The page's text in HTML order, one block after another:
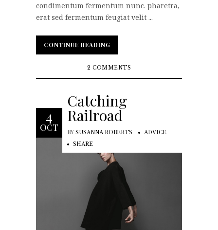
condimentum fermentum nunc. pharetra,
erat sed fermentum feugiat velit ...
CONTINUE READING
CONTINUE READING
2 COMMENTS
4
OCT
Catching
Railroad
BY SUSANNA ROBERTS
ADVICE
SHARE